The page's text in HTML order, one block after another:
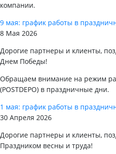
компании.
9 мая: график работы в
8 Мая 2026
Дорогие партнеры и клиенты,
Днем Победы!
Обращаем внимание на режим
(POSTDEPO) в праздничные дни.
1 мая: график работы в
30 Апреля 2026
Дорогие партнеры и клиенты,
Праздником весны и труда!